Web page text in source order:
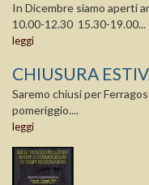
In Dicembre siamo aperti
10.00-12.30 15.30-19.00...
leggi
CHIUSURA
Saremo chiusi per
pomeriggio....
leggi